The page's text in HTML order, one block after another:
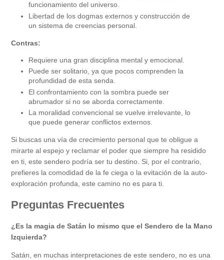
funcionamiento del universo.
Libertad de los dogmas externos y construcción de
un sistema de creencias personal.
Contras:
Requiere una gran disciplina mental y emocional.
Puede ser solitario, ya que pocos comprenden la
profundidad de esta senda.
El confrontamiento con la sombra puede ser
abrumador si no se aborda correctamente.
La moralidad convencional se vuelve irrelevante, lo
que puede generar conflictos externos.
Si buscas una vía de crecimiento personal que te obligue a
mirarte al espejo y reclamar el poder que siempre ha residido
en ti, este sendero podría ser tu destino. Si, por el contrario,
prefieres la comodidad de la fe ciega o la evitación de la auto-
exploración profunda, este camino no es para ti.
Preguntas Frecuentes
¿Es la magia de Satán lo mismo que el Sendero de la Mano
Izquierda?
Satán, en muchas interpretaciones de este sendero, no es una